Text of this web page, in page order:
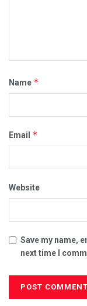
Name *
Email *
Website
Save my name,
next time I